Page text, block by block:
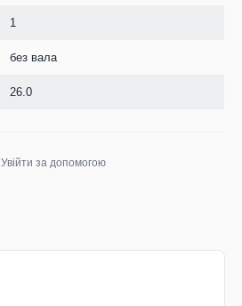
1
без вала
26.0
Увійти за допомогою